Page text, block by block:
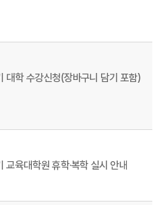
학 수강신청(장바구니 담기 포함)
육대학원 휴학·복학 실시 안내